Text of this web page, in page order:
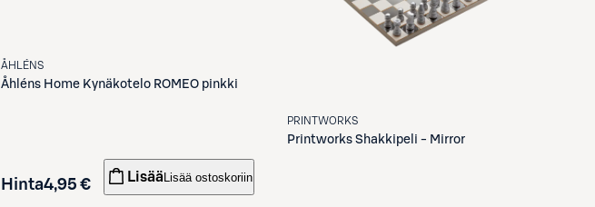
ÅHLÉNS
Åhléns Home Kynäkotelo ROMEO pinkki
Hinta4,95 € LisääLisää ostoskoriin
PRINTWORKS
Printworks Shakkipeli - Mirror